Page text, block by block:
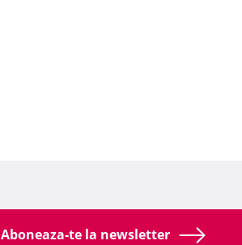
Aboneaza-te la newsletter